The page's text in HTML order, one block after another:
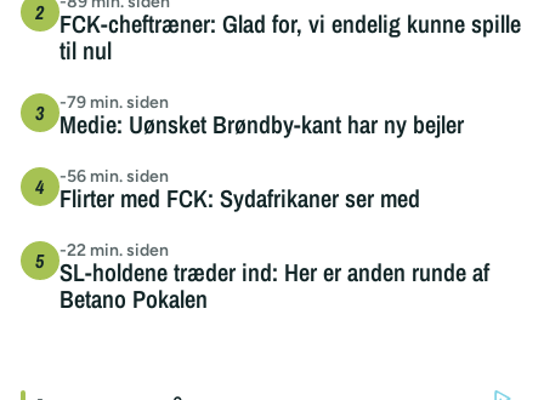
FCK-cheftræner: Glad for, vi endelig kunne spille
til nul
-79 min. siden
Medie: Uønsket Brøndby-kant har ny bejler
-56 min. siden
Flirter med FCK: Sydafrikaner ser med
-22 min. siden
SL-holdene træder ind: Her er anden runde af
Betano Pokalen